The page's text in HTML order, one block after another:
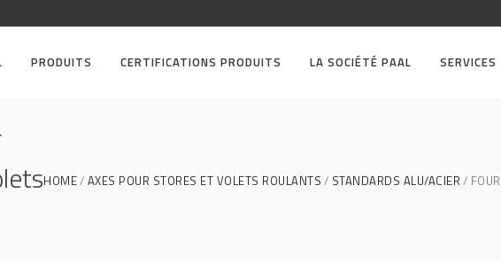
PRODUITS CERTIFICATIONS PRODUITS LA SOCIÉTÉ PAAL SERVICES
HOME AXES POUR STORES ET VOLETS ROULANTS STANDARDS ALU/ACIER